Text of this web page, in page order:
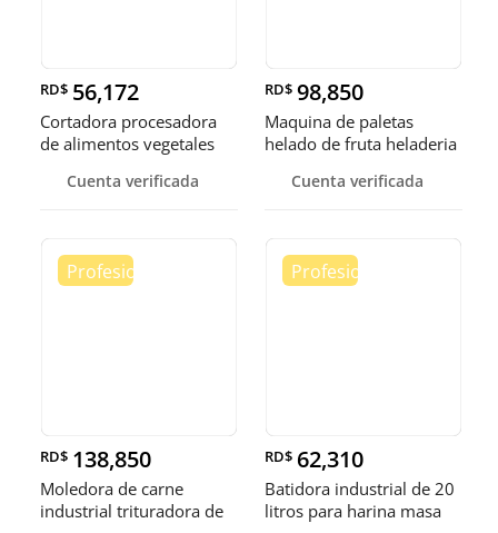
RD$ 56,172
Cortadora procesadora
de alimentos vegetales
Cuenta verificada
RD$ 98,850
Maquina de paletas
helado de fruta heladeria
Cuenta verificada
RD$ 138,850
Moledora de carne
industrial trituradora de
RD$ 62,310
Batidora industrial de 20
litros para harina masa